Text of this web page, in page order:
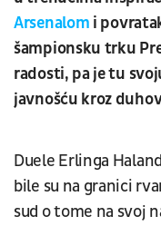
Arsenalom i
šampionsku trku
radosti, pa je tu
javnošću kroz
Duele Erlinga
bile su na granici
sud o tome na svoj